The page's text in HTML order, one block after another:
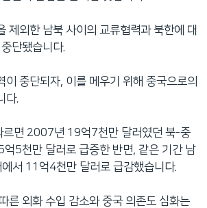
제외한 남북 사이의 교류협력과 북한에 대
단됐습니다.
이 중단되자, 이를 메우기 위해 중국으로의
다.
르면 2007년 19억7천만 달러였던 북-중
5천만 달러로 급증한 반면, 같은 기간 남
서 11억4천만 달러로 급감했습니다.
른 외화 수입 감소와 중국 의존도 심화는